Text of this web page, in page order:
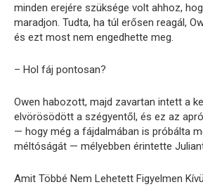
minden erejére szüksége volt ahhoz,
maradjon. Tudta, ha túl erősen reagál,
és ezt most nem engedhette meg.
– Hol fáj pontosan?
Owen habozott, majd zavartan intett a
elvörösödött a szégyentől, és ez az
— hogy még a fájdalmában is próbálta
méltóságát — mélyebben érintette
Amit Többé Nem Lehetett Figyelmen